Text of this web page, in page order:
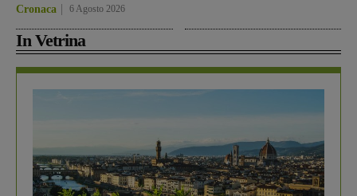
Cronaca 6 Agosto 2026
In Vetrina